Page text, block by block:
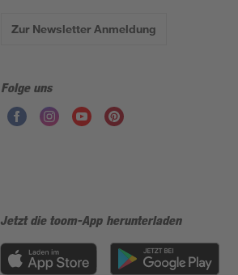
Zur Newsletter Anmeldung
Folge uns
Jetzt die toom-App herunterladen